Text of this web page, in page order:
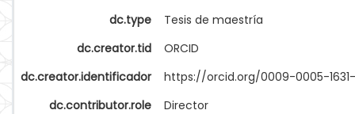
dc.type
Tesis de maestría
dc.creator.tid
ORCID
dc.creator.identificador
https://orcid.org/0009-0005-
dc.contributor.role
Director